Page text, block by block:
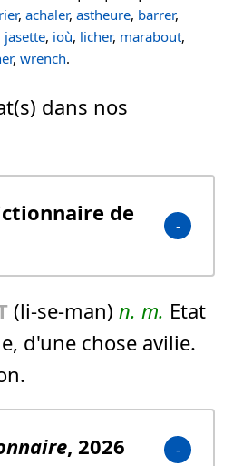
, achaler, astheure, barrer,
jasette, ioù, licher, marabout,
, wrench.
dans nos
de
(li-se-man) n. m. Etat
d'une chose avilie.
, 2026